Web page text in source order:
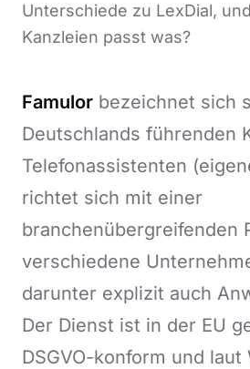
Unterschiede zu LexDial,
Kanzleien passt was?
Famulor bezeichnet sich
Deutschlands führenden
Telefonassistenten
richtet sich mit einer
branchenübergreifenden
verschiedene
darunter explizit auch
Der Dienst ist in der EU
DSGVO-konform und laut